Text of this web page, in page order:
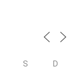
S D